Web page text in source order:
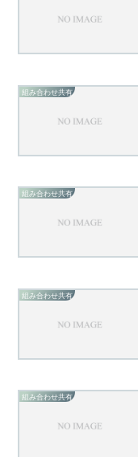
組み合わせ共有
組み合わせ共有
組み合わせ共有
組み合わせ共有